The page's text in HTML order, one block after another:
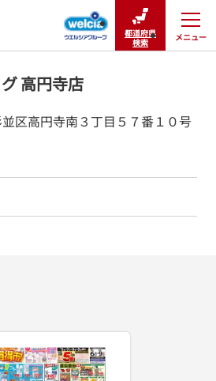
都道府県
検索
メニュー
閉じる
高円寺店
区高円寺南３丁目５７番１０号